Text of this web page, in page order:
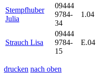
Stempfhuber
Julia
09444
9784-
34
1.04
Strauch Lisa
09444
9784-
15
E.04
drucken nach oben